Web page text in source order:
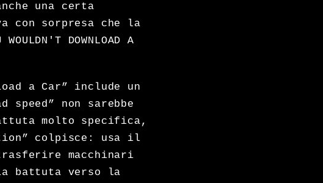
una certa
con sorpresa che la
DOWNLOAD A
a Car” include un
speed” non sarebbe
molto specifica,
colpisce: usa il
macchinari
battuta verso la